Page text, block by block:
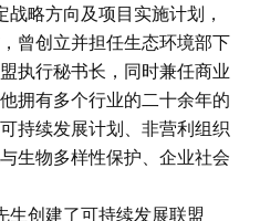
略方向及项目实施计划，
曾创立并担任生态环境部下
执行秘书长，同时兼任商业
拥有多个行业的二十余年的
持续发展计划、非营利组织
生物多样性保护、企业社会
生创建了可持续发展联盟